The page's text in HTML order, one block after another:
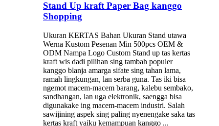
Stand Up kraft Paper Bag kanggo
Shopping
Ukuran KERTAS Bahan Ukuran Stand utawa
Werna Kustom Pesenan Min 500pcs OEM &
ODM Nampa Logo Custom Stand up tas kertas
kraft wis dadi pilihan sing tambah populer
kanggo blanja amarga sifate sing tahan lama,
ramah lingkungan, lan serba guna. Tas iki bisa
ngemot macem-macem barang, kalebu sembako,
sandhangan, lan uga elektronik, saengga bisa
digunakake ing macem-macem industri. Salah
sawijining aspek sing paling nyenengake saka tas
kertas kraft yaiku kemampuan kanggo ...